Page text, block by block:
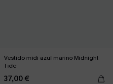
Vestido midi azul marino Midnight
Tide
37,00 €